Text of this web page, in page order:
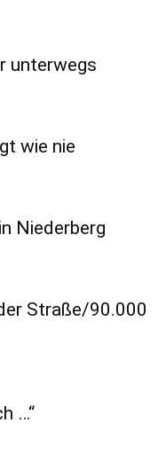
unterwegs
wie nie
Niederberg
Straße/90.000
…“